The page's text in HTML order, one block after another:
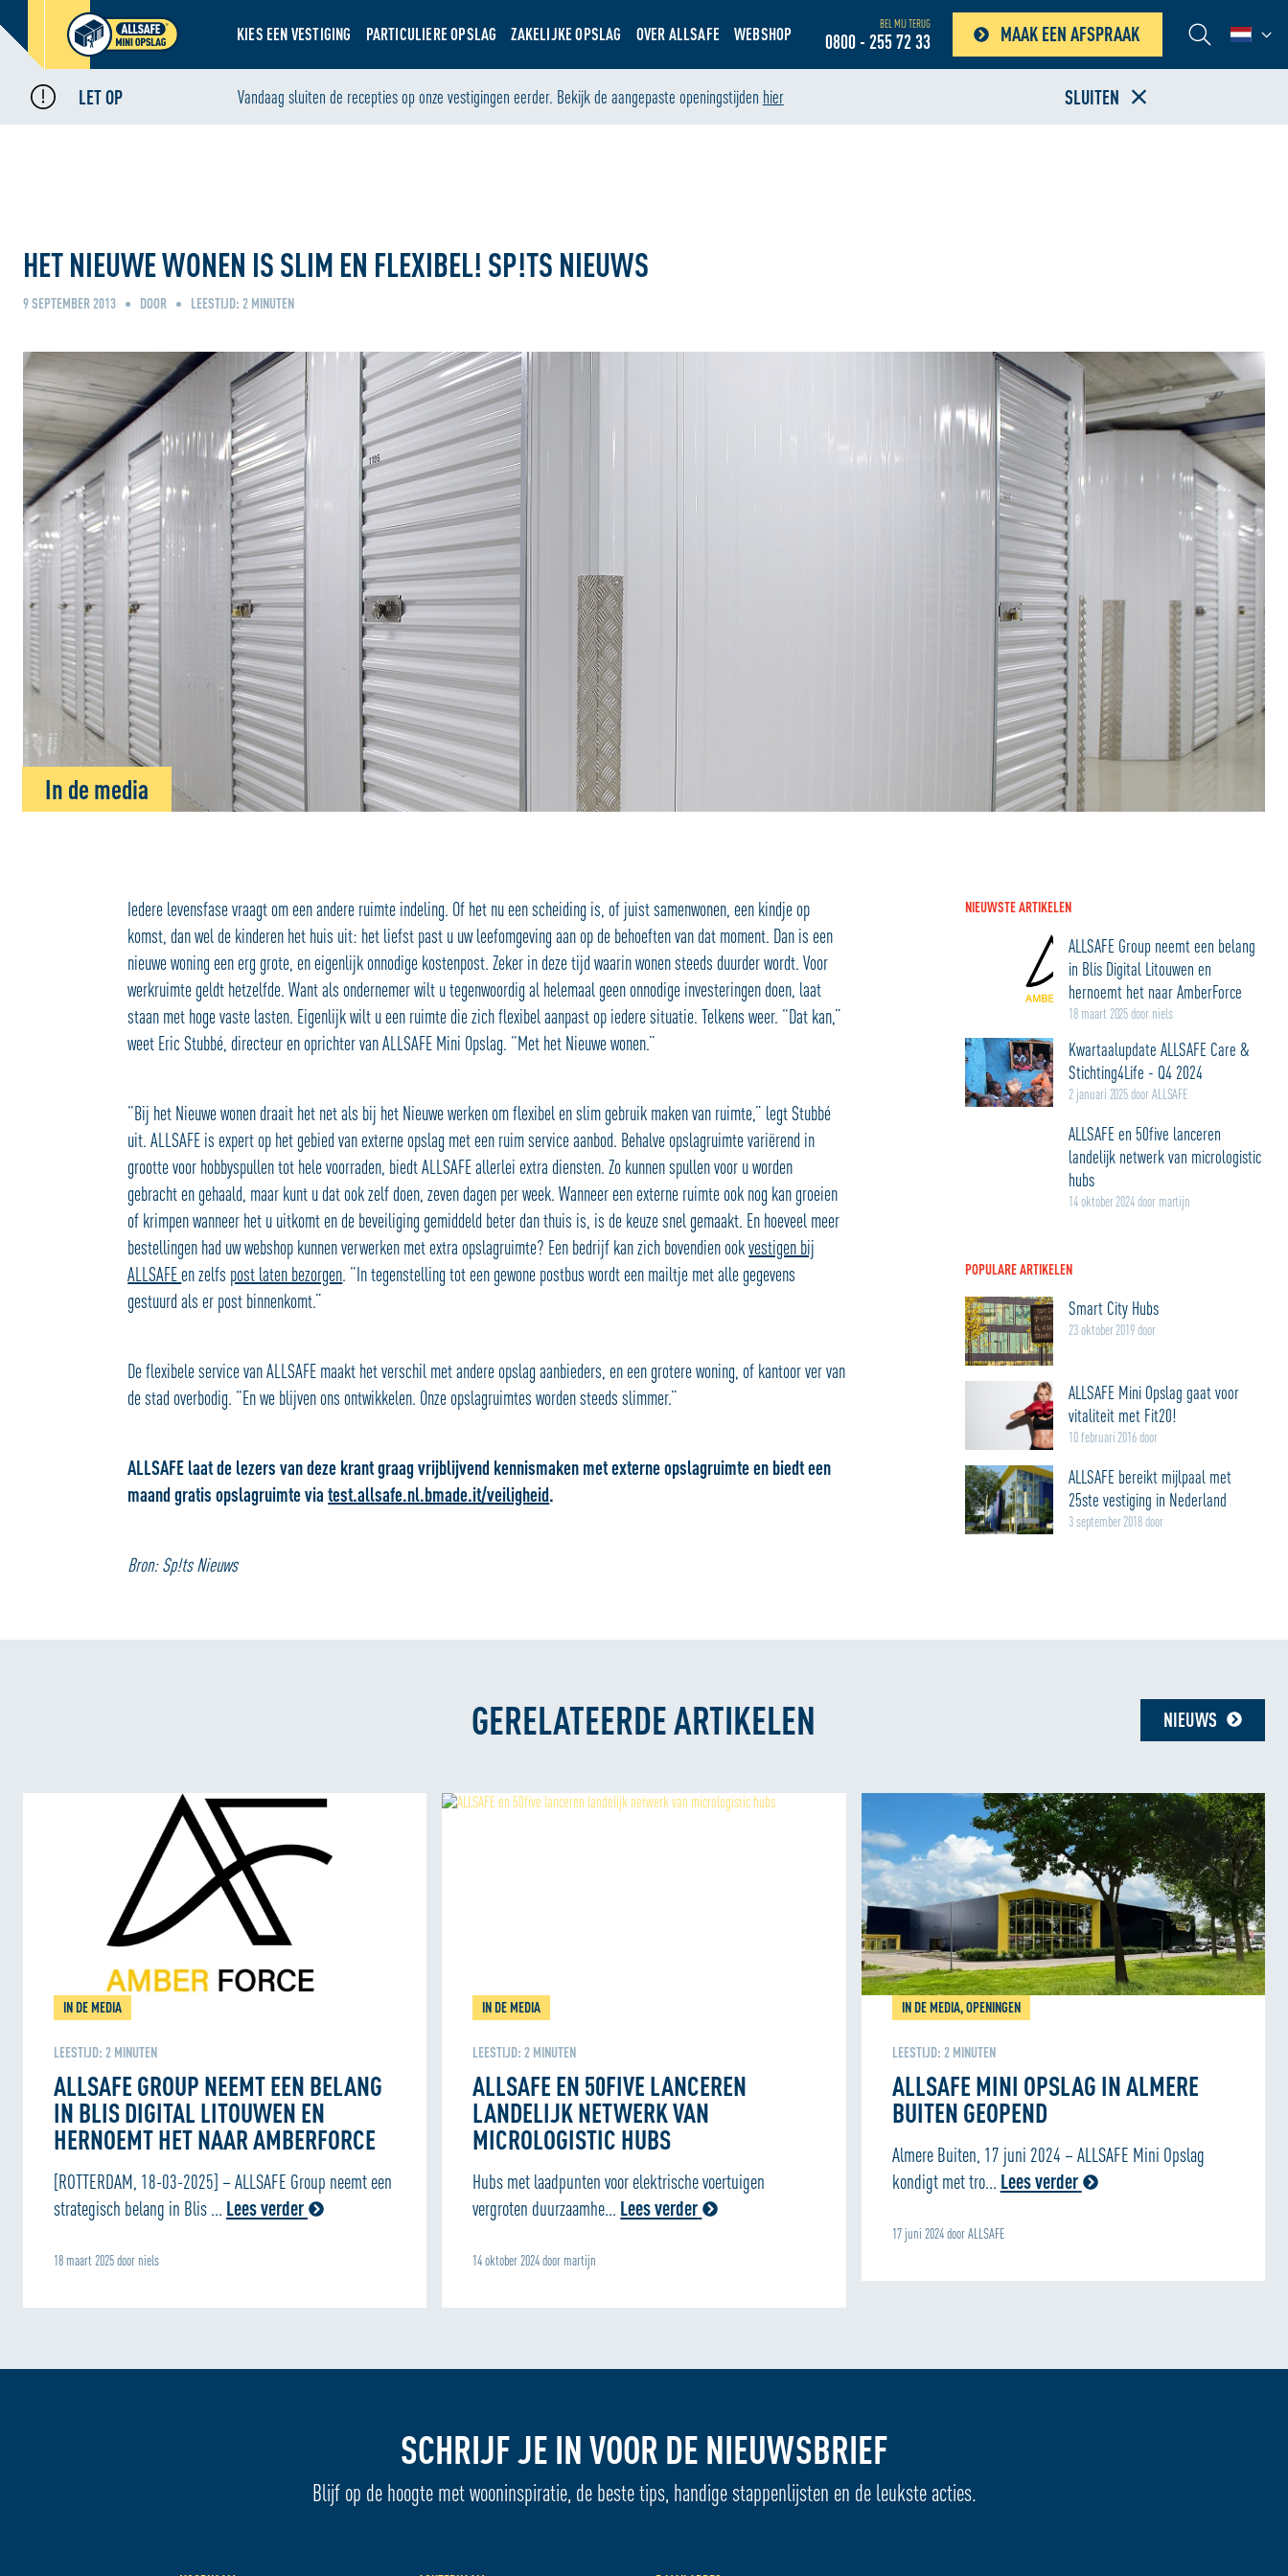
KIES EEN VESTIGING PARTICULIERE OPSLAG ZAKELIJKE OPSLAG OVER ALLSAFE WEBSHOP
BEL MIJ TERUG
0800 - 255 72 33 MAAK EEN AFSPRAAK
LET OP Vandaag sluiten de recepties op onze vestigingen eerder. Bekijk de aangepaste openingstijden hier SLUITEN
Home Nieuws • Het Nieuwe wonen is slim en flexibel! Sp!ts Nieuws
HET NIEUWE WONEN IS SLIM EN FLEXIBEL! SP!TS NIEUWS
9 SEPTEMBER 2013 DOOR LEESTIJD: 2 MINUTEN
In de media
Iedere levensfase vraagt om een andere ruimte indeling. Of het nu een scheiding is, of juist samenwonen, een kindje op
komst, dan wel de kinderen het huis uit: het liefst past u uw leefomgeving aan op de behoeften van dat moment. Dan is een
nieuwe woning een erg grote, en eigenlijk onnodige kostenpost. Zeker in deze tijd waarin wonen steeds duurder wordt. Voor
werkruimte geldt hetzelfde. Want als ondernemer wilt u tegenwoordig al helemaal geen onnodige investeringen doen, laat
staan met hoge vaste lasten. Eigenlijk wilt u een ruimte die zich flexibel aanpast op iedere situatie. Telkens weer. “Dat kan,”
weet Eric Stubbé, directeur en oprichter van ALLSAFE Mini Opslag. “Met het Nieuwe wonen.”
“Bij het Nieuwe wonen draait het net als bij het Nieuwe werken om flexibel en slim gebruik maken van ruimte,” legt Stubbé
uit. ALLSAFE is expert op het gebied van externe opslag met een ruim service aanbod. Behalve opslagruimte variërend in
grootte voor hobbyspullen tot hele voorraden, biedt ALLSAFE allerlei extra diensten. Zo kunnen spullen voor u worden
gebracht en gehaald, maar kunt u dat ook zelf doen, zeven dagen per week. Wanneer een externe ruimte ook nog kan groeien
of krimpen wanneer het u uitkomt en de beveiliging gemiddeld beter dan thuis is, is de keuze snel gemaakt. En hoeveel meer
bestellingen had uw webshop kunnen verwerken met extra opslagruimte? Een bedrijf kan zich bovendien ookvestigen bij
ALLSAFEen zelfs post laten bezorgen. “In tegenstelling tot een gewone postbus wordt een mailtje met alle gegevens
gestuurd als er post binnenkomt.”
De flexibele service van ALLSAFE maakt het verschil met andere opslag aanbieders, en een grotere woning, of kantoor ver van
de stad overbodig. “En we blijven ons ontwikkelen. Onze opslagruimtes worden steeds slimmer.”
ALLSAFE laat de lezers van deze krant graag vrijblijvend kennismaken met externe opslagruimte en biedt een
maand gratis opslagruimte viatest.allsafe.nl.bmade.it/veiligheid.
Bron: Sp!ts Nieuws
NIEUWSTE ARTIKELEN
ALLSAFE Group neemt een belang
in Blis Digital Litouwen en
hernoemt het naar AmberForce
18 maart 2025 door niels
Kwartaalupdate ALLSAFE Care &
Stichting4Life - Q4 2024
2 januari 2025 door ALLSAFE
ALLSAFE en 50five lanceren
landelijk netwerk van micrologistic
hubs
14 oktober 2024 door martijn
POPULARE ARTIKELEN
Smart City Hubs
23 oktober 2019 door
ALLSAFE Mini Opslag gaat voor
vitaliteit met Fit20!
10 februari 2016 door
ALLSAFE bereikt mijlpaal met
25ste vestiging in Nederland
3 september 2018 door
GERELATEERDE ARTIKELEN NIEUWS
IN DE MEDIA
LEESTIJD: 2 MINUTEN
ALLSAFE GROUP NEEMT EEN BELANG
IN BLIS DIGITAL LITOUWEN EN
HERNOEMT HET NAAR AMBERFORCE
[ROTTERDAM, 18-03-2025] – ALLSAFE Group neemt een
strategisch belang in Blis ... Lees verder
18 maart 2025 door niels
IN DE MEDIA
LEESTIJD: 2 MINUTEN
ALLSAFE EN 50FIVE LANCEREN
LANDELIJK NETWERK VAN
MICROLOGISTIC HUBS
Hubs met laadpunten voor elektrische voertuigen
vergroten duurzaamhe... Lees verder
14 oktober 2024 door martijn
IN DE MEDIA, OPENINGEN
LEESTIJD: 2 MINUTEN
ALLSAFE MINI OPSLAG IN ALMERE
BUITEN GEOPEND
Almere Buiten, 17 juni 2024 – ALLSAFE Mini Opslag
kondigt met tro... Lees verder
17 juni 2024 door ALLSAFE
SCHRIJF JE IN VOOR DE NIEUWSBRIEF
Blijf op de hoogte met wooninspiratie, de beste tips, handige stappenlijsten en de leukste acties.